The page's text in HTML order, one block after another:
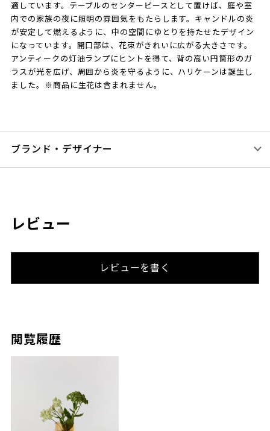
適しています。テーブルのセンターピースとして置けば、庭や室
内での家族の夜に照明の雰囲気をもたらします。キャンドルの炎
が安定して燃えるように、中の空間にゆとりを持たせたデザイン
になっています。開口部は、花束がきれいに広がる大きさです。
アンティークの灯油ランプにヒントを得て、背の高い円筒形のガ
ラスが光を広げ、周囲から炎を守るように、ハリケーンは誕生し
ました。※商品に生花は含まれません。
ブランド・デザイナー
レビュー
レビューを書く
閲覧履歴